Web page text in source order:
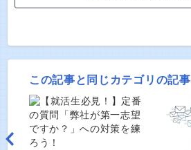
この記事と同じカテゴリの記事